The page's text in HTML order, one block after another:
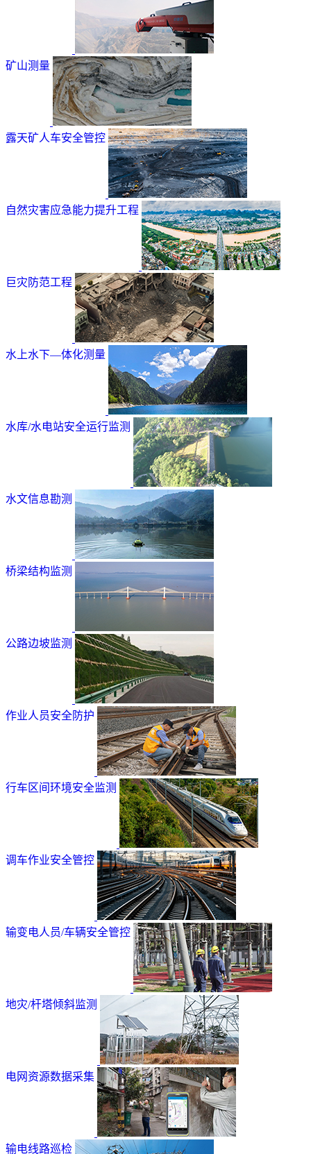
矿山测量
露天矿人车安全管控
自然灾害应急能力提升工程
巨灾防范工程
水上水下—体化测量
水库/水电站安全运行监测
水文信息勘测
桥梁结构监测
公路边坡监测
作业人员安全防护
行车区间环境安全监测
调车作业安全管控
输变电人员/车辆安全管控
地灾/杆塔倾斜监测
电网资源数据采集
输电线路巡检